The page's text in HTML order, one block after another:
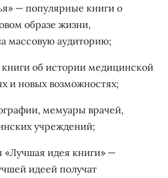
— популярные книги о
образе жизни,
массовую аудиторию;
об истории медицинской
и новых возможностях;
мемуары врачей,
учреждений;
идея книги» —
идеей получат